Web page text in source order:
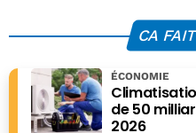
supplémentaires
CA
de 50
2026
ÉCONOMIE